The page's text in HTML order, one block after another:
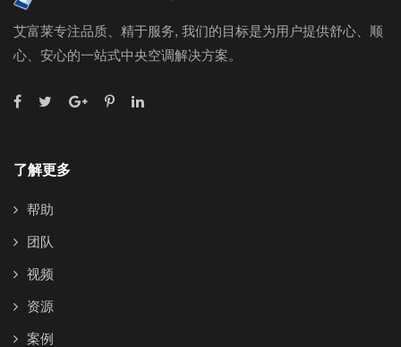
艾富莱专注品质、精于服务, 我们的目标是为用户提供舒心、顺
心、安心的一站式中央空调解决方案。
了解更多
帮助
团队
视频
资源
案例